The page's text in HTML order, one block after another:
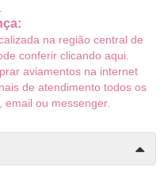
na região central de
conferir clicando aqui.
aviamentos na internet
de atendimento todos os
email ou messenger.